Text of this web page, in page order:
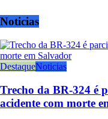
Noticias
DestaqueNoticias
Trecho da BR-324 é
acidente com morte